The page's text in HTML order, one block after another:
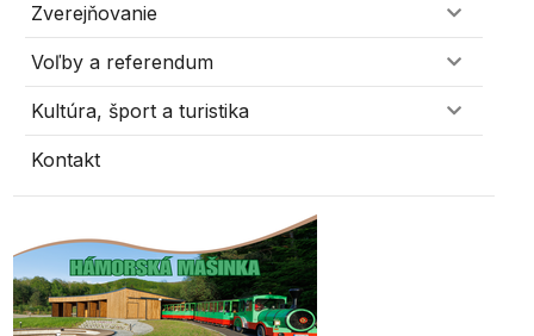
Zverejňovanie
Voľby a referendum
Kultúra, šport a turistika
Kontakt